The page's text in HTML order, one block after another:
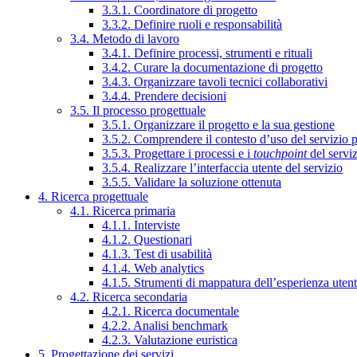
3.3.1. Coordinatore di progetto
3.3.2. Definire ruoli e responsabilità
3.4. Metodo di lavoro
3.4.1. Definire processi, strumenti e rituali
3.4.2. Curare la documentazione di progetto
3.4.3. Organizzare tavoli tecnici collaborativi
3.4.4. Prendere decisioni
3.5. Il processo progettuale
3.5.1. Organizzare il progetto e la sua gestione
3.5.2. Comprendere il contesto d’uso del servizio
3.5.3. Progettare i processi e i touchpointdel
3.5.4. Realizzare l’interfaccia utente del servizio
3.5.5. Validare la soluzione ottenuta
4. Ricerca progettuale
4.1. Ricerca primaria
4.1.1. Interviste
4.1.2. Questionari
4.1.3. Test di usabilità
4.1.4. Web analytics
4.1.5. Strumenti di mappatura dell’esperienza
4.2. Ricerca secondaria
4.2.1. Ricerca documentale
4.2.2. Analisi benchmark
4.2.3. Valutazione euristica
5. Progettazione dei servizi